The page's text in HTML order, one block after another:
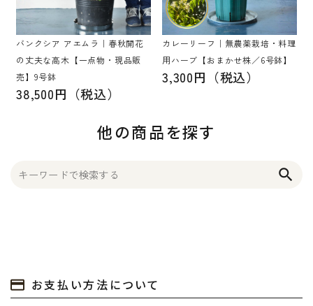
バンクシア アエムラ｜春秋開花
の丈夫な高木【一点物・現品販
売】9号鉢
38,500円（税込）
カレーリーフ｜無農薬栽培・料理
用ハーブ【おまかせ株／6号鉢】
3,300円（税込）
他の商品を探す
search
お支払い方法について